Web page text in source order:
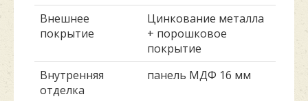
Внешнее
покрытие
Цинкование металла
+ порошковое
покрытие
Внутренняя
отделка
панель МДФ 16 мм